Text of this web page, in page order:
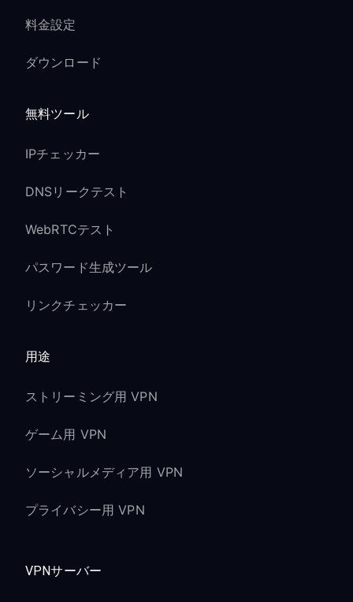
料金設定
ダウンロード
無料ツール
IPチェッカー
DNSリークテスト
WebRTCテスト
パスワード生成ツール
リンクチェッカー
用途
ストリーミング用 VPN
ゲーム用 VPN
ソーシャルメディア用 VPN
プライバシー用 VPN
VPNサーバー